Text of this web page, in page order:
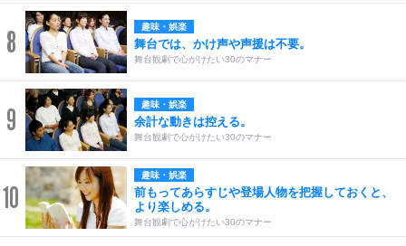
8 趣味・娯楽
舞台では、かけ声や声援は不要。
舞台観劇で心がけたい30のマナー
9 趣味・娯楽
余計な動きは控える。
舞台観劇で心がけたい30のマナー
10
趣味・娯楽
前もってあらすじや登場人物を把握しておくと、
より楽しめる。
舞台観劇で心がけたい30のマナー